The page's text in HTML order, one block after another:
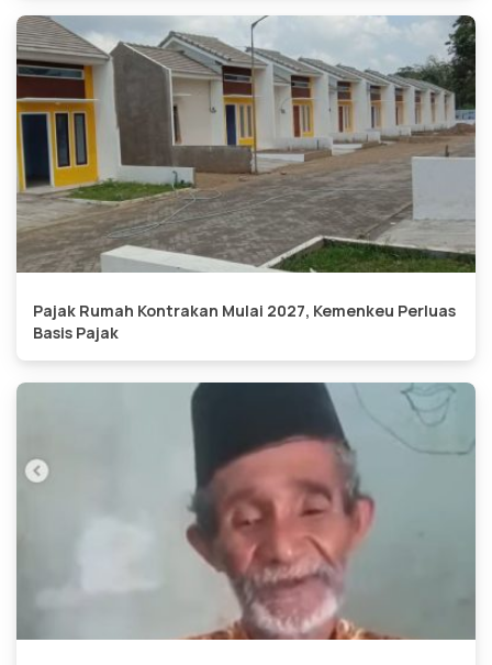
Pajak Rumah Kontrakan Mulai 2027, Kemenkeu Perluas
Basis Pajak